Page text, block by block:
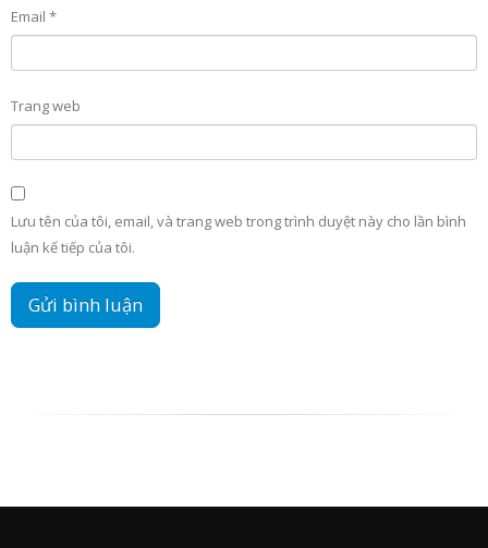
Email *
Trang web
Lưu tên của tôi, email, và trang web trong trình duyệt này cho lần bình
luận kế tiếp của tôi.